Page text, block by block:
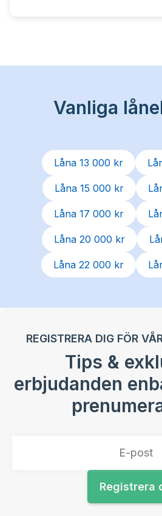
Vanliga
Låna 13 000 kr
Låna 15 000 kr
Låna 17 000 kr
Låna 20 000 kr
Låna 22 000 kr
REGISTRERA DIG FÖR
Tips &
erbjudanden